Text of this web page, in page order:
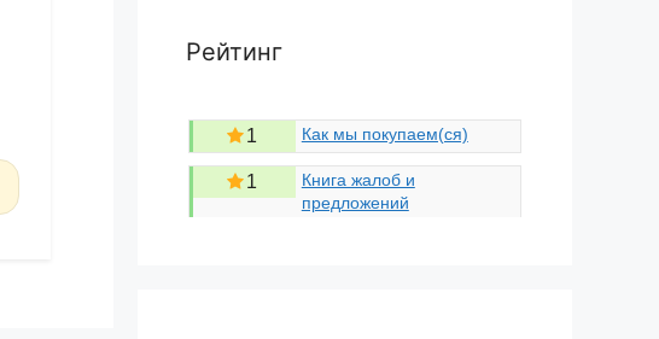
Рейтинг
1 Как мы покупаем(ся)
1
Книга жалоб и
предложений